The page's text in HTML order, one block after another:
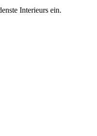
Interieurs ein.